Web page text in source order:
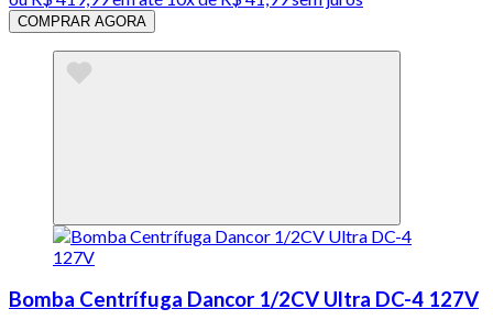
COMPRAR AGORA
Bomba Centrífuga Dancor 1/2CV Ultra DC-4 127V